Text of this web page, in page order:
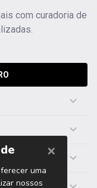
com curadoria de